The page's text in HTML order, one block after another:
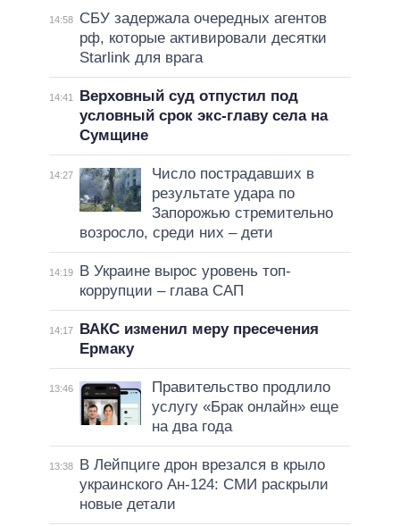
14:58
СБУ задержала очередных агентов
рф, которые активировали десятки
Starlink для врага
14:41
Верховный суд отпустил под
условный срок экс-главу села на
Сумщине
14:27
Число пострадавших в
результате удара по
Запорожью стремительно
возросло, среди них – дети
14:19
В Украине вырос уровень топ-
коррупции – глава САП
14:17
ВАКС изменил меру пресечения
Ермаку
13:46
Правительство продлило
услугу «Брак онлайн» еще
на два года
13:38
В Лейпциге дрон врезался в крыло
украинского Ан-124: СМИ раскрыли
новые детали